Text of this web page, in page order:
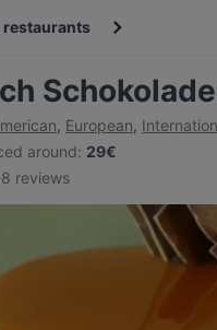
restaurants
, European,
around: 29€
reviews